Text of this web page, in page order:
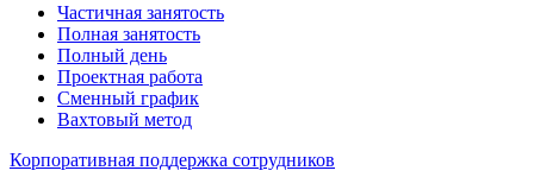
Частичная занятость
Полная занятость
Полный день
Проектная работа
Сменный график
Вахтовый метод
Корпоративная поддержка сотрудников